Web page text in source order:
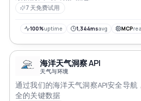
7 天免费试用
100%uptime 1,344msavg MCP
海洋天气洞察 API
天气与环境
通过我们的海洋天气洞察API安全导航
全的关键数据